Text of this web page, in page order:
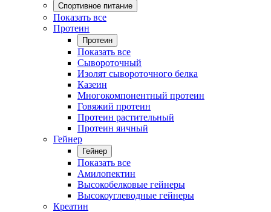
Спортивное питание
Показать все
Протеин
Протеин
Показать все
Сывороточный
Изолят сывороточного белка
Казеин
Многокомпонентный протеин
Говяжий протеин
Протеин растительный
Протеин яичный
Гейнер
Гейнер
Показать все
Амилопектин
Высокобелковые гейнеры
Высокоуглеводные гейнеры
Креатин